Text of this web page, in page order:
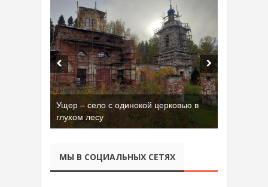
Ущер – село с одинокой церковью в
глухом лесу
Бывшая танковая часть имени Сухэ-
Батора во Владимире
МЫ В СОЦИАЛЬНЫХ СЕТЯХ